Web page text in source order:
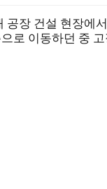
공장 건설 현장에서
로 이동하던 중